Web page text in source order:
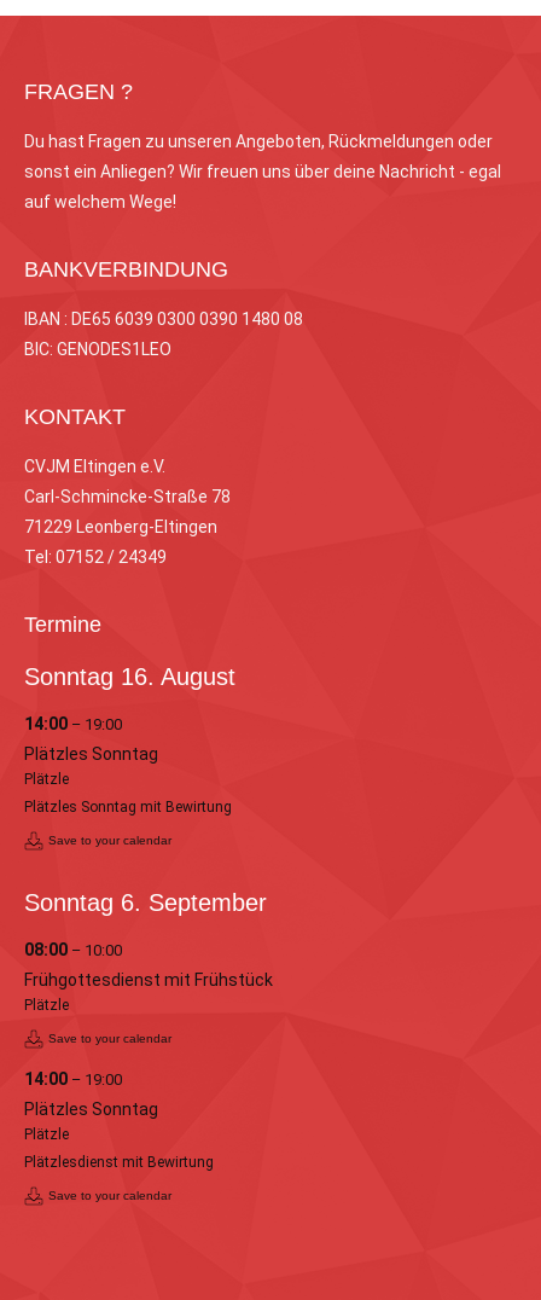
FRAGEN ?
Du hast Fragen zu unseren Angeboten, Rückmeldungen oder
sonst ein Anliegen? Wir freuen uns über deine Nachricht - egal
auf welchem Wege!
BANKVERBINDUNG
IBAN : DE65 6039 0300 0390 1480 08
BIC: GENODES1LEO
KONTAKT
CVJM Eltingen e.V.
Carl-Schmincke-Straße 78
71229 Leonberg-Eltingen
Tel: 07152 / 24349
Termine
Sonntag 16. August
14:00 – 19:00
Plätzles Sonntag
Plätzle
Plätzles Sonntag mit Bewirtung
Save to your calendar
Sonntag 6. September
08:00 – 10:00
Frühgottesdienst mit Frühstück
Plätzle
Save to your calendar
14:00 – 19:00
Plätzles Sonntag
Plätzle
Plätzlesdienst mit Bewirtung
Save to your calendar